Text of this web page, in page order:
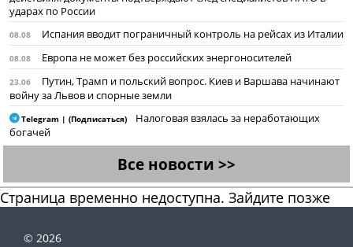
ударах по России
08.08 Испания вводит пограничный контроль на рейсах из Италии
08.08 Европа не может без российских энергоносителей
23.06
Путин, Трамп и польский вопрос. Киев и Варшава начинают
войну за Львов и спорные земли
Telegram | (Подписаться)
Налоговая взялась за неработающих
богачей
Все новости >>
Страница временно недоступна. Зайдите позже
© 2026